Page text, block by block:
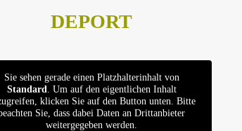
DEPORT
Sie sehen gerade einen Platzhalterinhalt von
Standard
. Um auf den eigentlichen Inhalt
klicken Sie auf den Button unten. Bitte
Sie, dass dabei Daten an Drittanbieter
weitergegeben werden.